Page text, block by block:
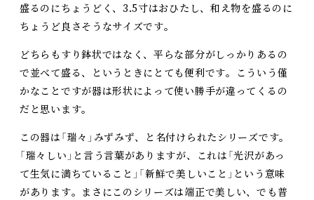
盛るのにちょうどく、3.5寸はおひたし、和え物を盛るのに
ちょうど良さそうなサイズです。
どちらもすり鉢状ではなく、平らな部分がしっかりあるの
で並べて盛る、というときにとても便利です。こういう僅
かなことですが器は形状によって使い勝手が違ってくるの
だと思います。
この器は「瑞々」みずみず、と名付けられたシリーズです。
「瑞々しい」と言う言葉がありますが、これは「光沢があっ
て生気に満ちていること」「新鮮で美しいこと」という意味
があります。まさにこのシリーズは端正で美しい、でも普